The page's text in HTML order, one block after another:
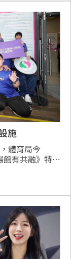
施
體育局今
館有共融》特教
全新升級的智
穩定的運動魅
與自信，為賽